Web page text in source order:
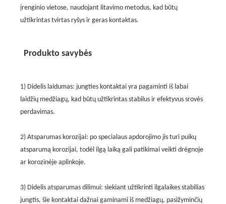
įrenginio vietose, naudojant litavimo metodus, kad būtų
užtikrintas tvirtas ryšys ir geras kontaktas.
Produkto savybės
1) Didelis laidumas: jungties kontaktai yra pagaminti iš labai
laidžių medžiagų, kad būtų užtikrintas stabilus ir efektyvus srovės
perdavimas.
2) Atsparumas korozijai: po specialaus apdorojimo jis turi puikų
atsparumą korozijai, todėl ilgą laiką gali patikimai veikti drėgnoje
ar korozinėje aplinkoje.
3) Didelis atsparumas dilimui: siekiant užtikrinti ilgalaikes stabilias
jungtis, šie kontaktai dažnai gaminami iš medžiagų, pasižyminčių